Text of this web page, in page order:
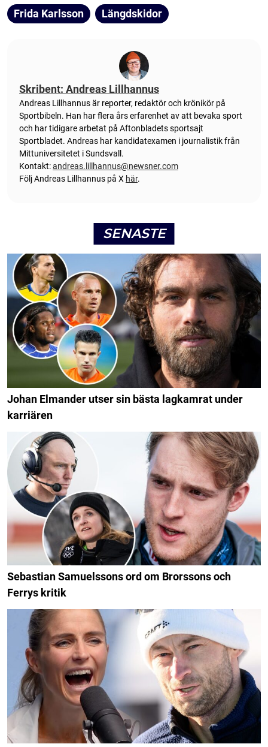
Frida Karlsson Längdskidor
Skribent: Andreas Lillhannus
Andreas Lillhannus är reporter, redaktör och krönikör på
Sportbibeln. Han har flera års erfarenhet av att bevaka sport
och har tidigare arbetat på Aftonbladets sportsajt
Sportbladet. Andreas har kandidatexamen i journalistik från
Mittuniversitetet i Sundsvall.
Kontakt:andreas.lillhannus@newsner.com
Följ Andreas Lillhannus på X här.
SENASTE
Johan Elmander utser sin bästa lagkamrat under
karriären
Sebastian Samuelssons ord om Brorssons och
Ferrys kritik